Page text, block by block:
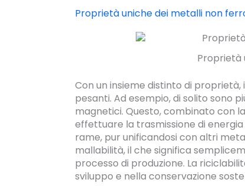
Proprietà uniche dei metalli non
Proprietà
Con un insieme distinto di
pesanti. Ad esempio, di solito sono
magnetici. Questo, combinato con
effettuare la trasmissione di
rame, pur unificandosi con altri
mallabilità, il che significa
processo di produzione. La
sviluppo e nella conservazione